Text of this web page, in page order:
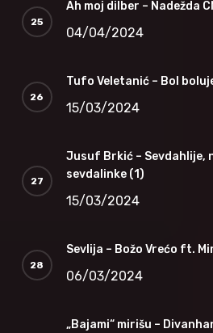
Ah moj dilber – Nadežda
04/04/2024
Tufo Veletanić – Bol
15/03/2024
Jusuf Brkić – Sevdahlije,
sevdalinke (1)
15/03/2024
Sevlija – Božo Vrećo ft.
06/03/2024
„Bajami“ mirišu –